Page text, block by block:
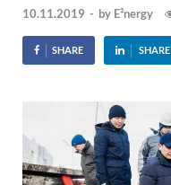
10.11.2019 - by E²nergy
SHARE SHARE